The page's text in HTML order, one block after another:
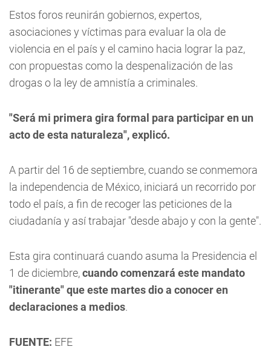
Estos foros reunirán gobiernos, expertos,
asociaciones y víctimas para evaluar la ola de
violencia en el país y el camino hacia lograr la paz,
con propuestas como la despenalización de las
drogas o la ley de amnistía a criminales.
"Será mi primera gira formal para participar en un
acto de esta naturaleza", explicó.
A partir del 16 de septiembre, cuando se conmemora
la independencia de México, iniciará un recorrido por
todo el país, a fin de recoger las peticiones de la
ciudadanía y así trabajar "desde abajo y con la gente".
Esta gira continuará cuando asuma la Presidencia el
1 de diciembre,cuando comenzará este mandato
"itinerante" que este martes dio a conocer en
declaraciones a medios.
FUENTE: EFE